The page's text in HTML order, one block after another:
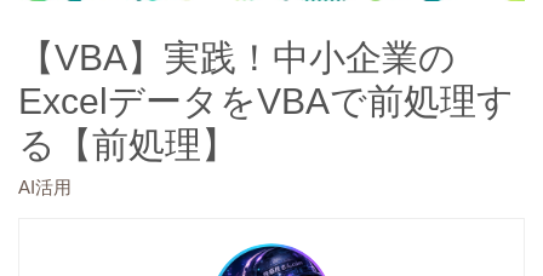
【VBA】実践！中小企業の
ExcelデータをVBAで前処理す
る【前処理】
AI活用